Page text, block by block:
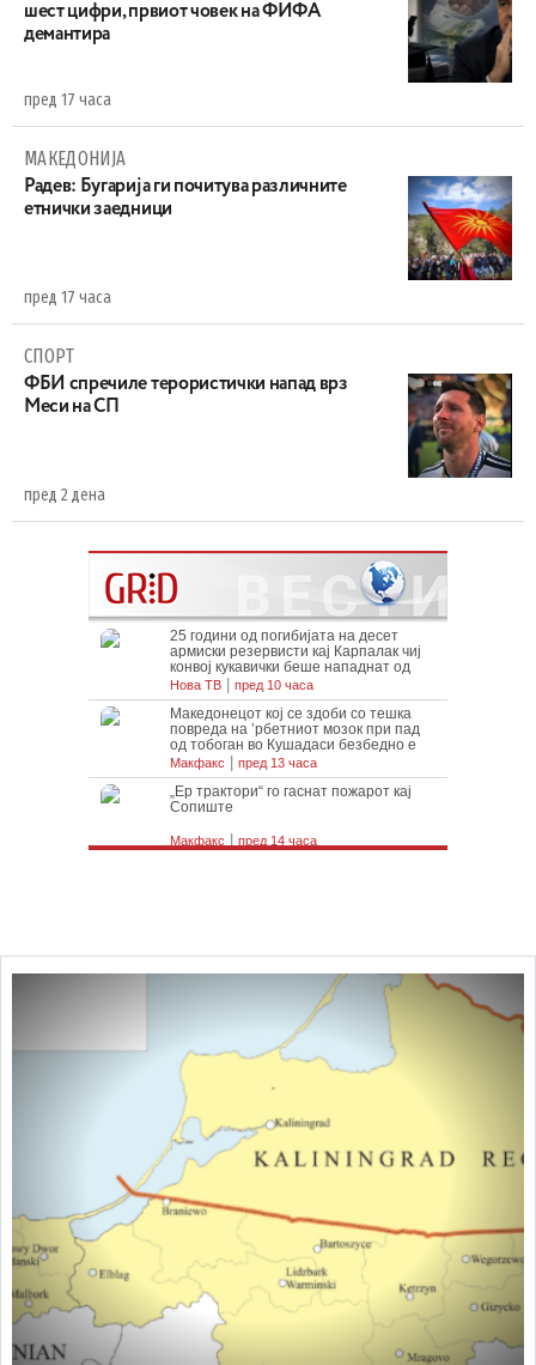
шест цифри, првиот човек на ФИФА
демантира
пред 17 часа
МАКЕДОНИЈА
Радев: Бугарија ги почитува различните
етнички заедници
пред 17 часа
СПОРТ
ФБИ спречиле терористички напад врз
Меси на СП
пред 2 дена